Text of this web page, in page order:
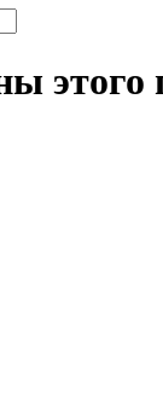
этого